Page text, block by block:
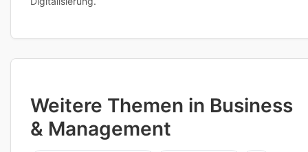
Weitere Themen in Business
& Management